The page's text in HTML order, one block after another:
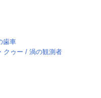
歯車
クゥー / 渦の観測者